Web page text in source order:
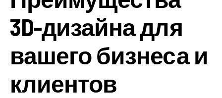
3D-дизайна для
вашего бизнеса и
клиентов